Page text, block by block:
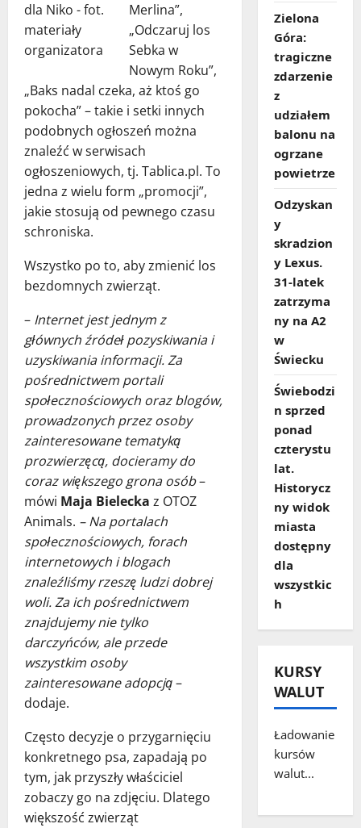
Merlina”,
„Odczaruj los
Sebka w
Nowym Roku”,
„Baks nadal czeka, aż ktoś go
pokocha” – takie i setki innych
podobnych ogłoszeń można
znaleźć w serwisach
ogłoszeniowych, tj. Tablica.pl. To
jedna z wielu form „promocji”,
jakie stosują od pewnego czasu
schroniska.
Wszystko po to, aby zmienić los
bezdomnych zwierząt.
– Internet jest jednym z
głównych źródeł pozyskiwania i
uzyskiwania informacji. Za
pośrednictwem portali
społecznościowych oraz blogów,
prowadzonych przez osoby
zainteresowane tematyką
prozwierzęcą, docieramy do
coraz większego grona osób–
mówi Maja Bielecka z OTOZ
Animals. – Na portalach
społecznościowych, forach
internetowych i blogach
znaleźliśmy rzeszę ludzi dobrej
woli. Za ich pośrednictwem
znajdujemy nie tylko
darczyńców, ale przede
wszystkim osoby
zainteresowane adopcją–
dodaje.
Często decyzje o przygarnięciu
konkretnego psa, zapadają po
tym, jak przyszły właściciel
zobaczy go na zdjęciu. Dlatego
większość zwierząt
Zielona
Góra:
tragiczne
zdarzenie
z
udziałem
balonu na
ogrzane
powietrze
Odzyskan
y
skradzion
y Lexus.
31‑latek
zatrzyma
ny na A2
w
Świecku
Świebodzi
n sprzed
ponad
czterystu
lat.
Historycz
ny widok
miasta
dostępny
dla
wszystkic
h
KURSY
WALUT
Ładowanie
kursów
walut...